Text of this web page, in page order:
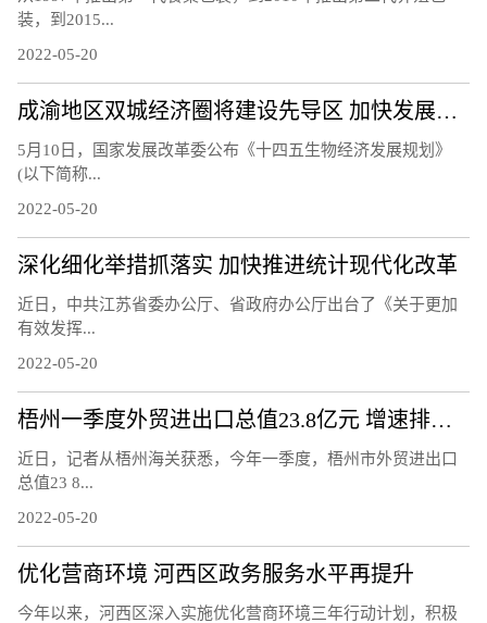
装，到2015...
2022-05-20
成渝地区双城经济圈将建设先导区 加快发展生物经济
5月10日，国家发展改革委公布《十四五生物经济发展规划》
(以下简称...
2022-05-20
深化细化举措抓落实 加快推进统计现代化改革
近日，中共江苏省委办公厅、省政府办公厅出台了《关于更加
有效发挥...
2022-05-20
梧州一季度外贸进出口总值23.8亿元 增速排名全区第二
近日，记者从梧州海关获悉，今年一季度，梧州市外贸进出口
总值23 8...
2022-05-20
优化营商环境 河西区政务服务水平再提升
今年以来，河西区深入实施优化营商环境三年行动计划，积极